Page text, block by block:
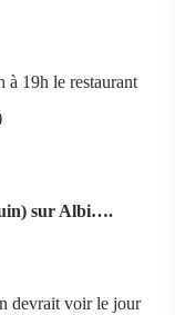
à 19h le restaurant
sur Albi….
devrait voir le jour